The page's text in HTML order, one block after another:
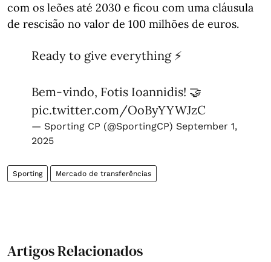
com os leões até 2030 e ficou com uma cláusula
de rescisão no valor de 100 milhões de euros.
Ready to give everything ⚡️
Bem-vindo, Fotis Ioannidis! 🤝
pic.twitter.com/OoByYYWJzC
— Sporting CP (@SportingCP) September 1,
2025
Sporting Mercado de transferências
Artigos Relacionados